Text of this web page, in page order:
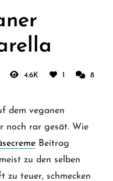
4.6K 1 8
dem veganen
noch rar gesät. Wie
Beitrag
zu den selben
zu teuer, schmecken